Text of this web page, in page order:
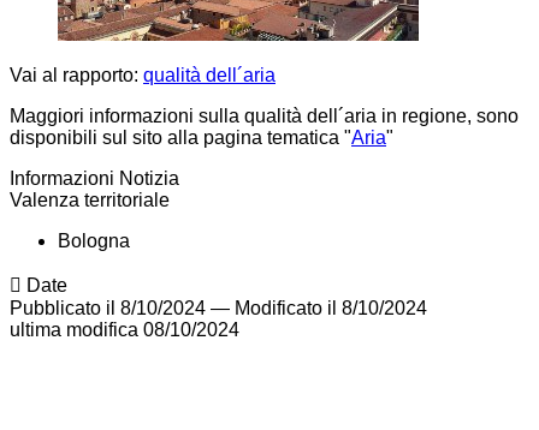
Vai al rapporto: qualità dell´aria
Maggiori informazioni sulla qualità dell´aria in regione, sono
disponibili sul sito alla pagina tematica "Aria"
Informazioni Notizia
Valenza territoriale
Bologna
Date
Pubblicato il 8/10/2024 — Modificato il 8/10/2024
ultima modifica 08/10/2024